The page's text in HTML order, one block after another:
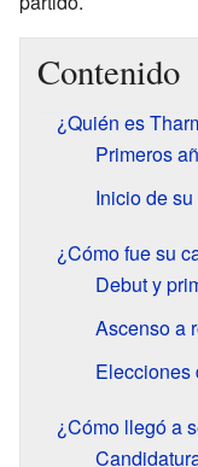
Contenido
¿Quién es
Primeros
Inicio de
¿Cómo fue su
Debut y
Ascenso a
Elecciones
¿Cómo llegó a